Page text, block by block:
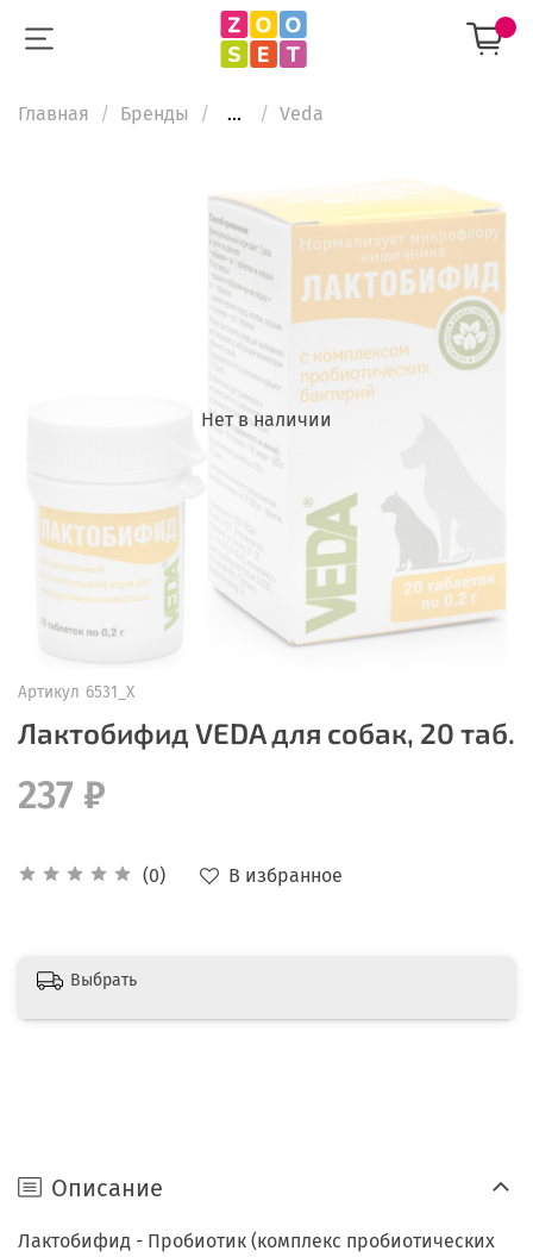
Главная Бренды ... Veda
Нет в наличии
Артикул 6531_Х
Лактобифид VEDA для собак, 20 таб.
(0) В избранное
237 ₽
Выбрать
Описание
Лактобифид - Пробиотик (комплекс пробиотических